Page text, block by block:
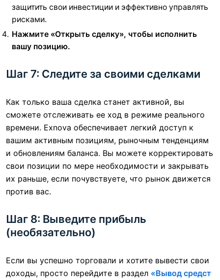
защитить свои инвестиции и эффективно управлять
рисками.
Нажмите «Открыть сделку», чтобы исполнить
вашу позицию.
Шаг 7: Следите за своими сделками
Как только ваша сделка станет активной, вы
сможете отслеживать ее ход в режиме реального
времени. Exnova обеспечивает легкий доступ к
вашим активным позициям, рыночным тенденциям
и обновлениям баланса. Вы можете корректировать
свои позиции по мере необходимости и закрывать
их раньше, если почувствуете, что рынок движется
против вас.
Шаг 8: Выведите прибыль
(необязательно)
Если вы успешно торговали и хотите вывести свои
доходы, просто перейдите в раздел «Вывод средст